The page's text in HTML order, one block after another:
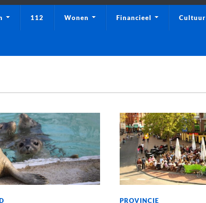
112 Wonen Financieel Cultuur
PROVINCIE